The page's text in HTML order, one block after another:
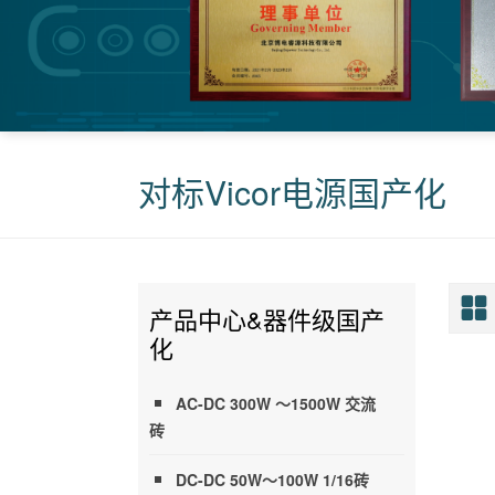
对标Vicor电源国产化
产品中心&器件级国产
化
AC-DC 300W ～1500W 交流
砖
DC-DC 50W～100W 1/16砖